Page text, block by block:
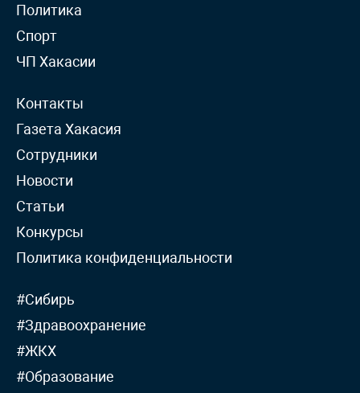
Политика
Спорт
ЧП Хакасии
Контакты
Газета Хакасия
Сотрудники
Новости
Статьи
Конкурсы
Политика конфиденциальности
#Сибирь
#Здравоохранение
#ЖКХ
#Образование